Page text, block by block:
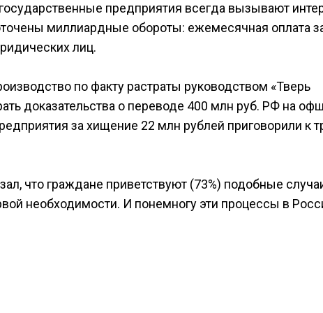
предприятия всегда вызывают
миллиардные обороты: ежемесячная оплата
лиц.
по факту растраты руководством «Тверь
доказательства о переводе 400 млн руб. РФ на
за хищение 22 млн рублей приговорили к
что граждане приветствуют (73%) подобные
необходимости. И понемногу эти процессы в